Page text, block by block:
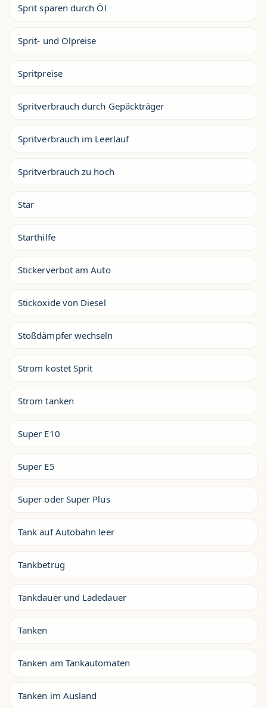
Sprit sparen durch Öl
Sprit- und Ölpreise
Spritpreise
Spritverbrauch durch Gepäckträger
Spritverbrauch im Leerlauf
Spritverbrauch zu hoch
Star
Starthilfe
Stickerverbot am Auto
Stickoxide von Diesel
Stoßdämpfer wechseln
Strom kostet Sprit
Strom tanken
Super E10
Super E5
Super oder Super Plus
Tank auf Autobahn leer
Tankbetrug
Tankdauer und Ladedauer
Tanken
Tanken am Tankautomaten
Tanken im Ausland